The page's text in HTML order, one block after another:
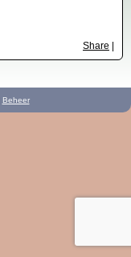
Share |
Beheer